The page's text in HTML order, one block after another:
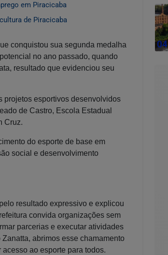
em Piracicaba
de Piracicaba
conquistou sua segunda medalha
no ano passado, quando
resultado que evidenciou seu
projetos esportivos desenvolvidos
de Castro, Escola Estadual
Cruz.
do esporte de base em
social e desenvolvimento
resultado expressivo e explicou
convida organizações sem
parcerias e executar atividades
abrimos esse chamamento
ao esporte para todos.
04